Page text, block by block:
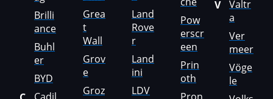
Logset
LS
Luxgen
Mack
Brilli
ance
Buhl
er
BYD
Grea
t
Wall
Grov
e
Groz
Land
Rove
r
Land
ini
LDV
Pow
erscr
een
Prin
oth
V
Valtr
a
Ver
meer
Vöge
le